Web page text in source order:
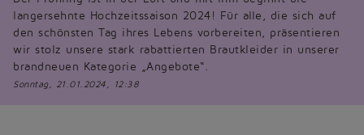
langersehnte Hochzeitssaison 2024! Für alle, die sich auf
den schönsten Tag ihres Lebens vorbereiten, präsentieren
wir stolz unsere stark rabattierten Brautkleider in unserer
brandneuen Kategorie „Angebote“.
Sonntag, 21.01.2024, 12:38